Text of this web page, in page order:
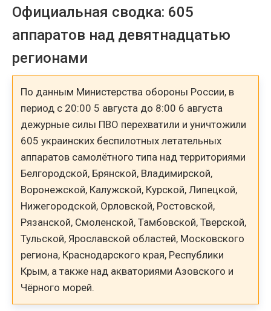
Официальная сводка: 605
аппаратов над девятнадцатью
регионами
По данным Министерства обороны России, в
период с 20:00 5 августа до 8:00 6 августа
дежурные силы ПВО перехватили и уничтожили
605 украинских беспилотных летательных
аппаратов самолётного типа над территориями
Белгородской, Брянской, Владимирской,
Воронежской, Калужской, Курской, Липецкой,
Нижегородской, Орловской, Ростовской,
Рязанской, Смоленской, Тамбовской, Тверской,
Тульской, Ярославской областей, Московского
региона, Краснодарского края, Республики
Крым, а также над акваториями Азовского и
Чёрного морей.